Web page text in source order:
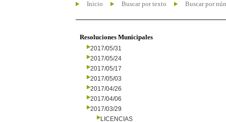
Inicio Buscar por texto Buscar por
Resoluciones Municipales
2017/05/31
2017/05/24
2017/05/17
2017/05/03
2017/04/26
2017/04/06
2017/03/29
LICENCIAS